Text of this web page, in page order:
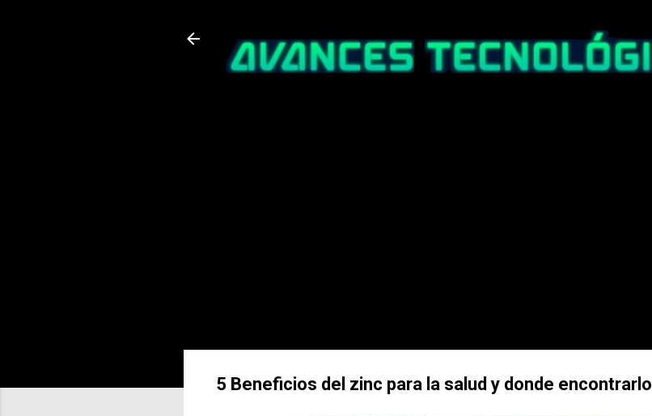
5 Beneficios del zinc para la salud y donde encontrarlo